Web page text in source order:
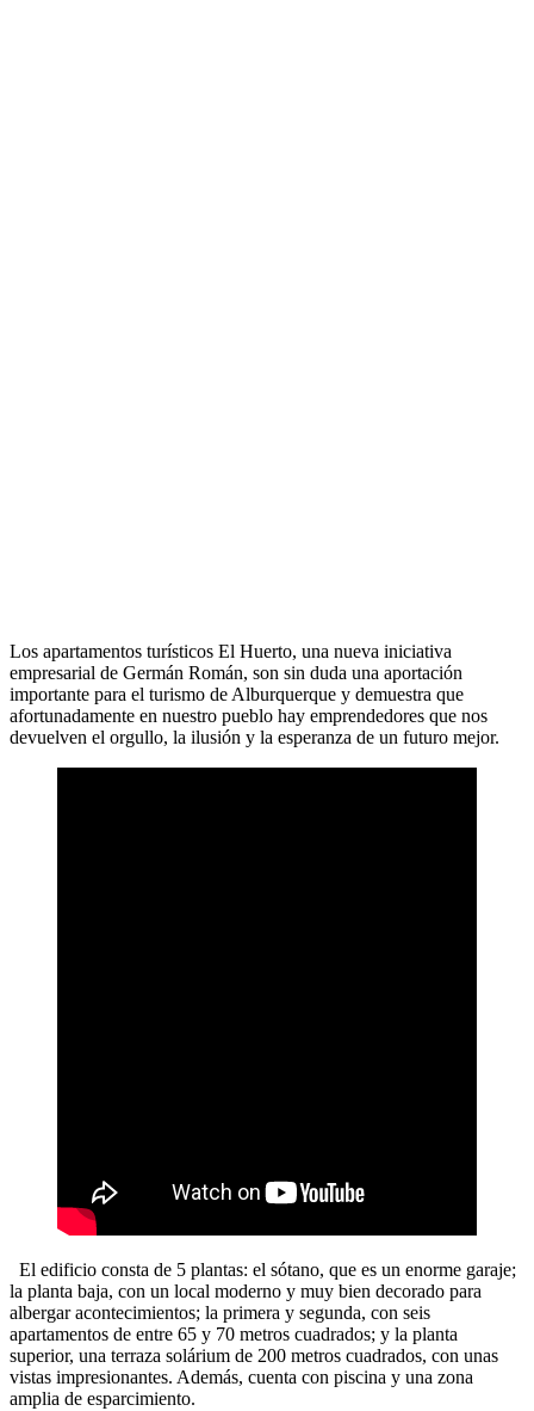
Los apartamentos turísticos El Huerto, una nueva iniciativa
empresarial de Germán Román, son sin duda una aportación
importante para el turismo de Alburquerque y demuestra que
afortunadamente en nuestro pueblo hay emprendedores que nos
devuelven el orgullo, la ilusión y la esperanza de un futuro mejor.
El edificio consta de 5 plantas: el sótano, que es un enorme garaje;
la planta baja, con un local moderno y muy bien decorado para
albergar acontecimientos; la primera y segunda, con seis
apartamentos de entre 65 y 70 metros cuadrados; y la planta
superior, una terraza solárium de 200 metros cuadrados, con unas
vistas impresionantes. Además, cuenta con piscina y una zona
amplia de esparcimiento.